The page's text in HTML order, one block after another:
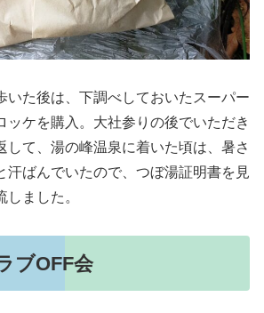
いた後は、下調べしておいたスーパー
ッケを購入。大社参りの後でいただき
して、湯の峰温泉に着いた頃は、暑さ
汗ばんでいたので、つぼ湯証明書を見
ました。
ブOFF会